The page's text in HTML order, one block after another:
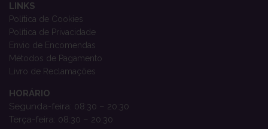
LINKS
Política de Cookies
Política de Privacidade
Envio de Encomendas
Métodos de Pagamento
Livro de Reclamações
HORÁRIO
Segunda-feira: 08:30 – 20:30
Terça-feira: 08:30 – 20:30